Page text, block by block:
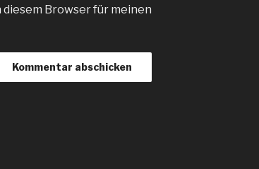
diesem Browser für meinen